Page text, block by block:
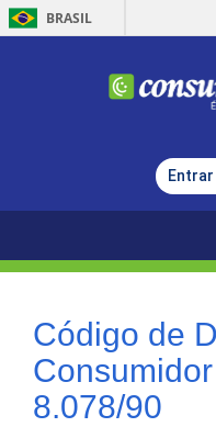
BRASIL
Código de
8.078/90